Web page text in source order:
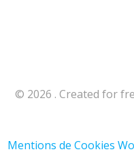
© 2026 . Created for
Mentions de Cookies